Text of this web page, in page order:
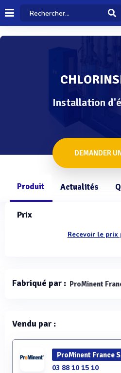
Installation
DEMANDER
Produit Actualités
Prix
Recevoir le prix
Fabriqué par : ProMinent
Vendu par :
ProMinent France
03 88 10 15 10